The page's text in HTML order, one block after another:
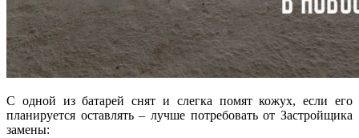
С одной из батарей снят и слегка помят кожух, если его
планируется оставлять – лучше потребовать от Застройщика
замены: